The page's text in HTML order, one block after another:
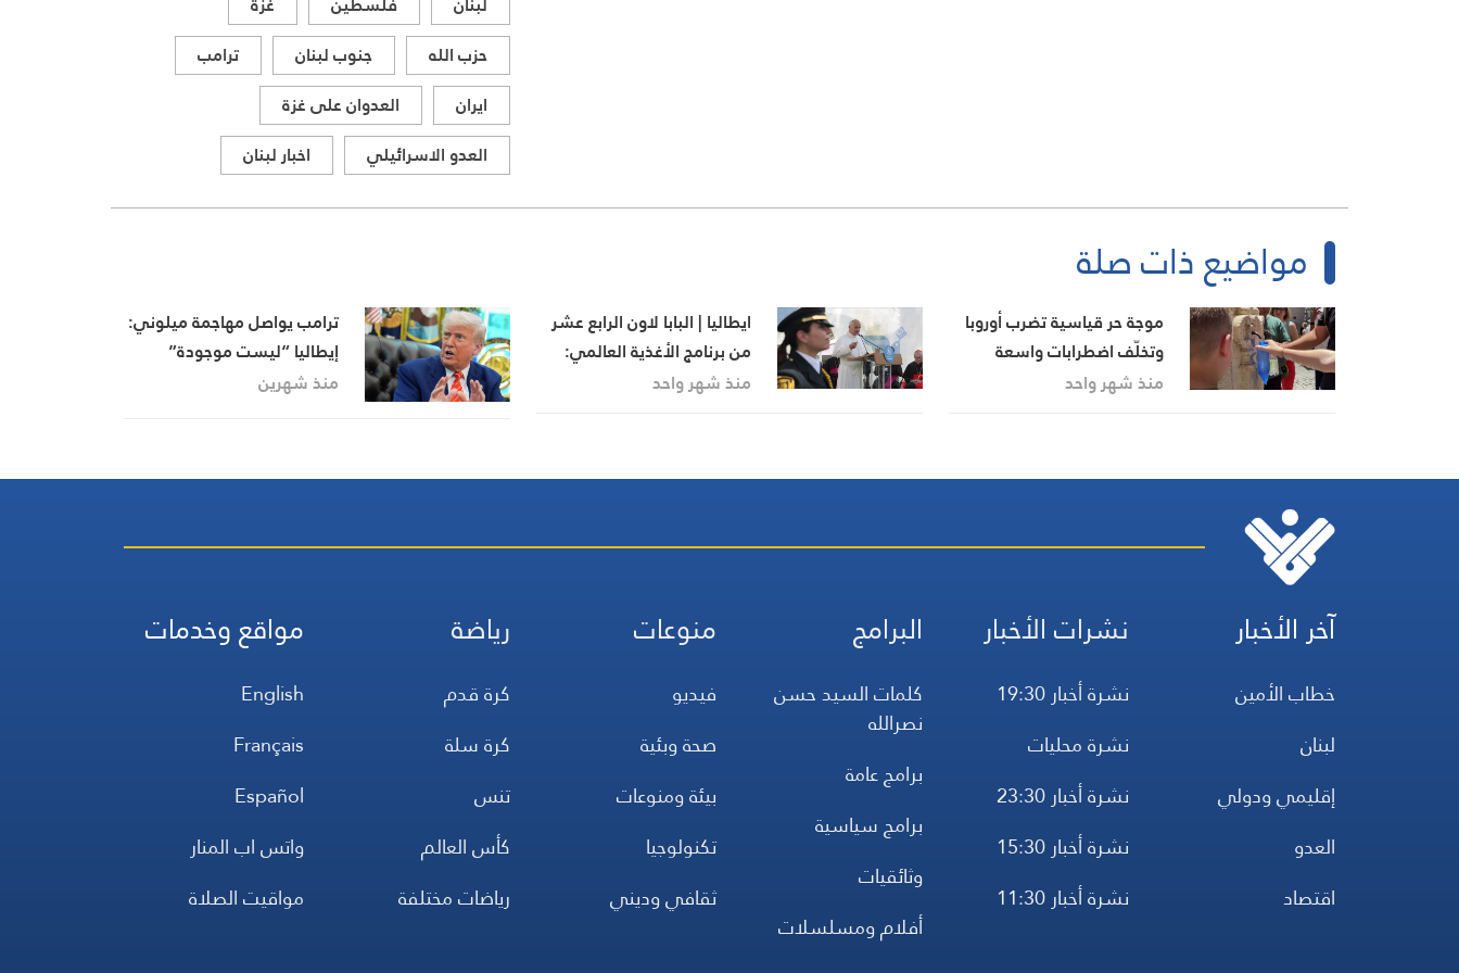
ذات الصلة بالشأنين الداخلي
والإقليمي
حزب الله
جنوب لبنان
ترامب
ايران
العدوان على غزة
العدو الاسرائيلي
اخبار لبنان
مواضيع ذات صلة
موجة حر قياسية تضرب أوروبا
وتخلّف اضطرابات واسعة
منذ شهر واحد
ايطاليا | البابا لاون الرابع عشر
من برنامج الأغذية العالمي:
الجوع يهدد الاستقرار العالمي
منذ شهر واحد
ترامب يواصل مهاجمة ميلوني:
إيطاليا “ليست موجودة”
للدفاع عن العالم رغم إنفاقها
منذ شهرين
آخر الأخبار
خطاب الأمين
لبنان
إقليمي ودولي
العدو
اقتصاد
نشرات الأخبار
نشرة أخبار 19:30
نشرة محليات
نشرة أخبار 23:30
نشرة أخبار 15:30
نشرة أخبار 11:30
البرامج
كلمات السيد حسن
نصرالله
برامج عامة
برامج سياسية
وثائقيات
أفلام ومسلسلات
منوعات
فيديو
صحة وبئية
بيئة ومنوعات
تكنولوجيا
ثقافي وديني
رياضة
كرة قدم
كرة سلة
تنس
كأس العالم
رياضات مختلفة
مواقع وخدمات
English
Français
Español
واتس اب المنار
مواقيت الصلاة